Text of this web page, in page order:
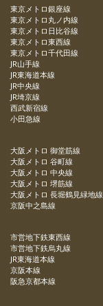
東京メトロ銀座線
東京メトロ丸ノ内線
東京メトロ日比谷線
東京メトロ東西線
東京メトロ千代田線
JR山手線
JR東海道本線
JR中央線
JR埼京線
西武新宿線
小田急線
大阪メトロ 御堂筋線
大阪メトロ 谷町線
大阪メトロ 中央線
大阪メトロ 堺筋線
大阪メトロ 長堀鶴見緑地線
京阪中之島線
市営地下鉄東西線
市営地下鉄烏丸線
JR東海道本線
京阪本線
阪急京都本線